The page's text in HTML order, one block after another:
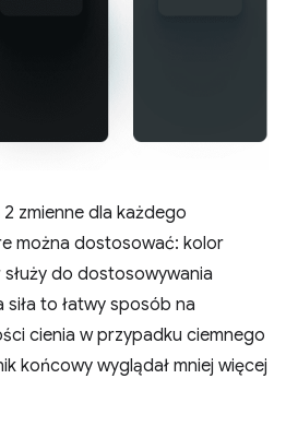
zmienne dla każdego
można dostosować: kolor
służy do dostosowywania
to łatwy sposób na
cienia w przypadku ciemnego
końcowy wyglądał mniej więcej